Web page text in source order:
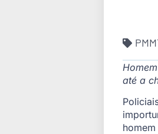
até a